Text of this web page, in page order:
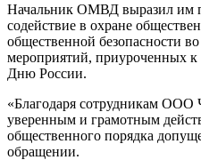
Начальник ОМВД выразил им
содействие в охране
общественной безопасности
мероприятий, приуроченных
Дню России.
«Благодаря сотрудникам
уверенным и грамотным
общественного порядка
обращении.